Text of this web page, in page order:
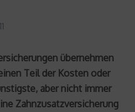
übernehmen
Teil der Kosten oder
aber nicht immer
Zahnzusatzversicherung